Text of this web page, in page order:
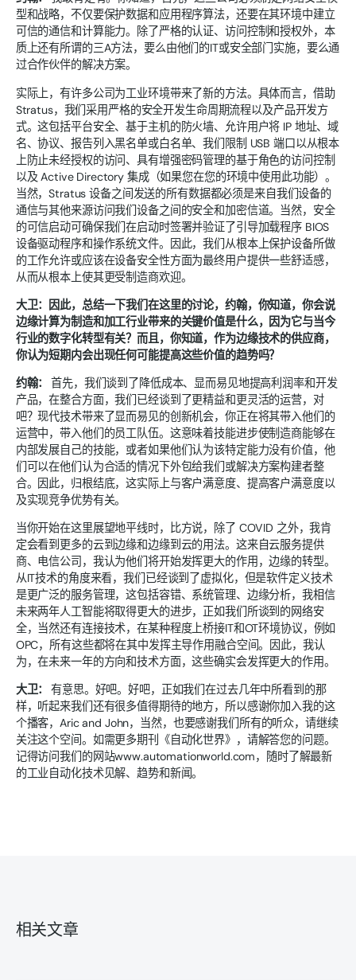
型和战略，不仅要保护数据和应用程序算法，还要在其环境中建立
可信的通信和计算能力。除了严格的认证、访问控制和授权外，本
质上还有所谓的三A方法，要么由他们的IT或安全部门实施，要么通
过合作伙伴的解决方案。
实际上，有许多公司为工业环境带来了新的方法。具体而言，借助
Stratus，我们采用严格的安全开发生命周期流程以及产品开发方
式。这包括平台安全、基于主机的防火墙、允许用户将 IP 地址、域
名、协议、报告列入黑名单或白名单、我们限制 USB 端口以从根本
上防止未经授权的访问、具有增强密码管理的基于角色的访问控制
以及 Active Directory 集成（如果您在您的环境中使用此功能）。
当然，Stratus 设备之间发送的所有数据都必须是来自我们设备的
通信与其他来源访问我们设备之间的安全和加密信道。当然，安全
的可信启动可确保我们在启动时签署并验证了引导加载程序 BIOS
设备驱动程序和操作系统文件。因此，我们从根本上保护设备所做
的工作允许或应该在设备安全性方面为最终用户提供一些舒适感，
从而从根本上使其更受制造商欢迎。
大卫：因此，总结一下我们在这里的讨论，约翰，你知道，你会说
边缘计算为制造和加工行业带来的关键价值是什么，因为它与当今
行业的数字化转型有关？而且，你知道，作为边缘技术的供应商，
你认为短期内会出现任何可能提高这些价值的趋势吗？
约翰：首先，我们谈到了降低成本、显而易见地提高利润率和开发
产品，在整合方面，我们已经谈到了更精益和更灵活的运营，对
吧？现代技术带来了显而易见的创新机会，你正在将其带入他们的
运营中，带入他们的员工队伍。这意味着技能进步使制造商能够在
内部发展自己的技能，或者如果他们认为该特定能力没有价值，他
们可以在他们认为合适的情况下外包给我们或解决方案构建者整
合。因此，归根结底，这实际上与客户满意度、提高客户满意度以
及实现竞争优势有关。
当你开始在这里展望地平线时，比方说，除了 COVID 之外，我肯
定会看到更多的云到边缘和边缘到云的用法。这来自云服务提供
商、电信公司，我认为他们将开始发挥更大的作用，边缘的转型。
从IT技术的角度来看，我们已经谈到了虚拟化，但是软件定义技术
是更广泛的服务管理，这包括容错、系统管理、边缘分析，我相信
未来两年人工智能将取得更大的进步，正如我们所谈到的网络安
全，当然还有连接技术，在某种程度上桥接IT和OT环境协议，例如
OPC，所有这些都将在其中发挥主导作用融合空间。因此，我认
为，在未来一年的方向和技术方面，这些确实会发挥更大的作用。
大卫：有意思。好吧。好吧，正如我们在过去几年中所看到的那
样，听起来我们还有很多值得期待的地方，所以感谢你加入我的这
个播客，Aric and John，当然，也要感谢我们所有的听众，请继续
关注这个空间。如需更多期刊《自动化世界》，请解答您的问题。
记得访问我们的网站www.automationworld.com，随时了解最新
的工业自动化技术见解、趋势和新闻。
相关文章